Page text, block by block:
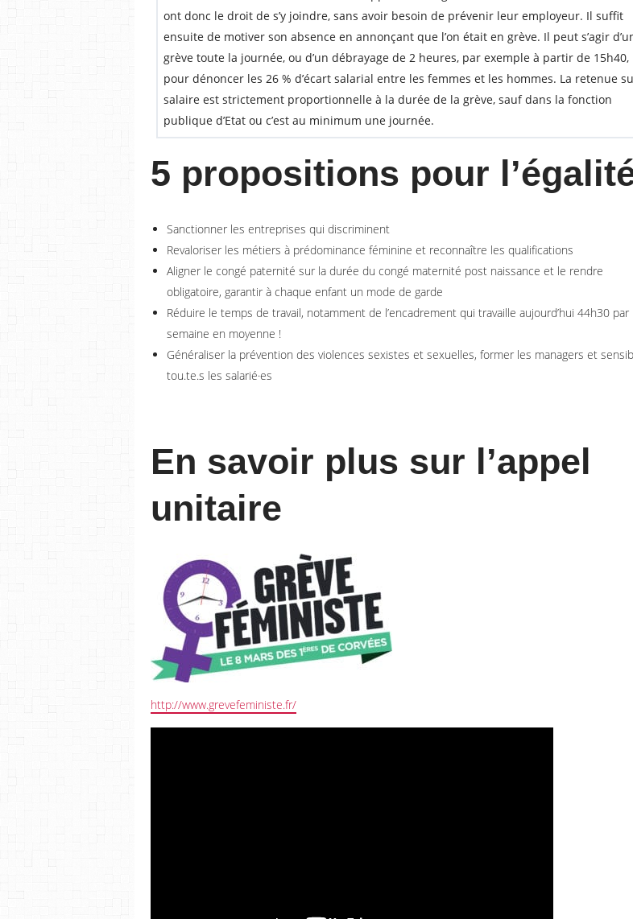
ont donc le droit de s’y joindre, sans avoir besoin de prévenir leur employeur. Il suffit
ensuite de motiver son absence en annonçant que l’on était en grève. Il peut s’agir
grève toute la journée, ou d’un débrayage de 2 heures, par exemple à partir de 15h40,
pour dénoncer les 26 % d’écart salarial entre les femmes et les hommes. La retenue
salaire est strictement proportionnelle à la durée de la grève, sauf dans la fonction
publique d’Etat ou c’est au minimum une journée.
5 propositions pour
Sanctionner les entreprises qui discriminent
Revaloriser les métiers à prédominance féminine et reconnaître les qualifications
Aligner le congé paternité sur la durée du congé maternité post naissance et le rendre
obligatoire, garantir à chaque enfant un mode de garde
Réduire le temps de travail, notamment de l’encadrement qui travaille aujourd’hui 44h30 par
semaine en moyenne !
Généraliser la prévention des violences sexistes et sexuelles, former les managers et
tou.te.s les salarié·es
En savoir plus sur l’appel
unitaire
http://www.grevefeministe.fr/